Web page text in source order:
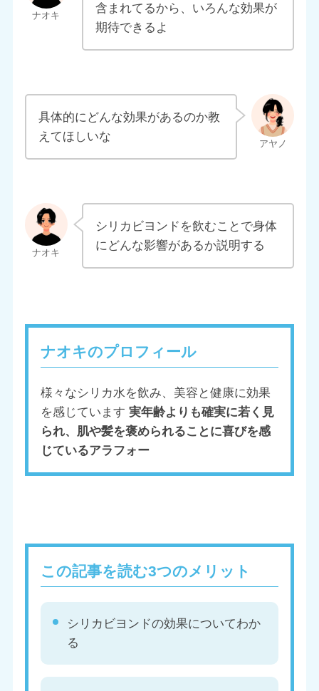
含まれてるから、いろんな効果が
期待できるよ
具体的にどんな効果があるのか教
えてほしいな
シリカビヨンドを飲むことで身体
にどんな影響があるか説明する
ナオキのプロフィール
様々なシリカ水を飲み、美容と健康に効果
を感じています 実年齢よりも確実に若く見
られ、肌や髪を褒められることに喜びを感
じているアラフォー
この記事を読む3つのメリット
シリカビヨンドの効果についてわか
る